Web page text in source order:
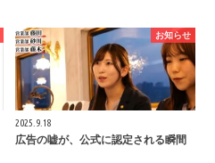
お知らせ
2025.9.18
広告の嘘が、公式に認定される瞬間